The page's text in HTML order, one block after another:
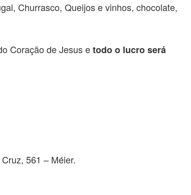
Churrasco, Queijos e vinhos, chocolate,
Coração de Jesus etodo o lucro será
561 – Méier.